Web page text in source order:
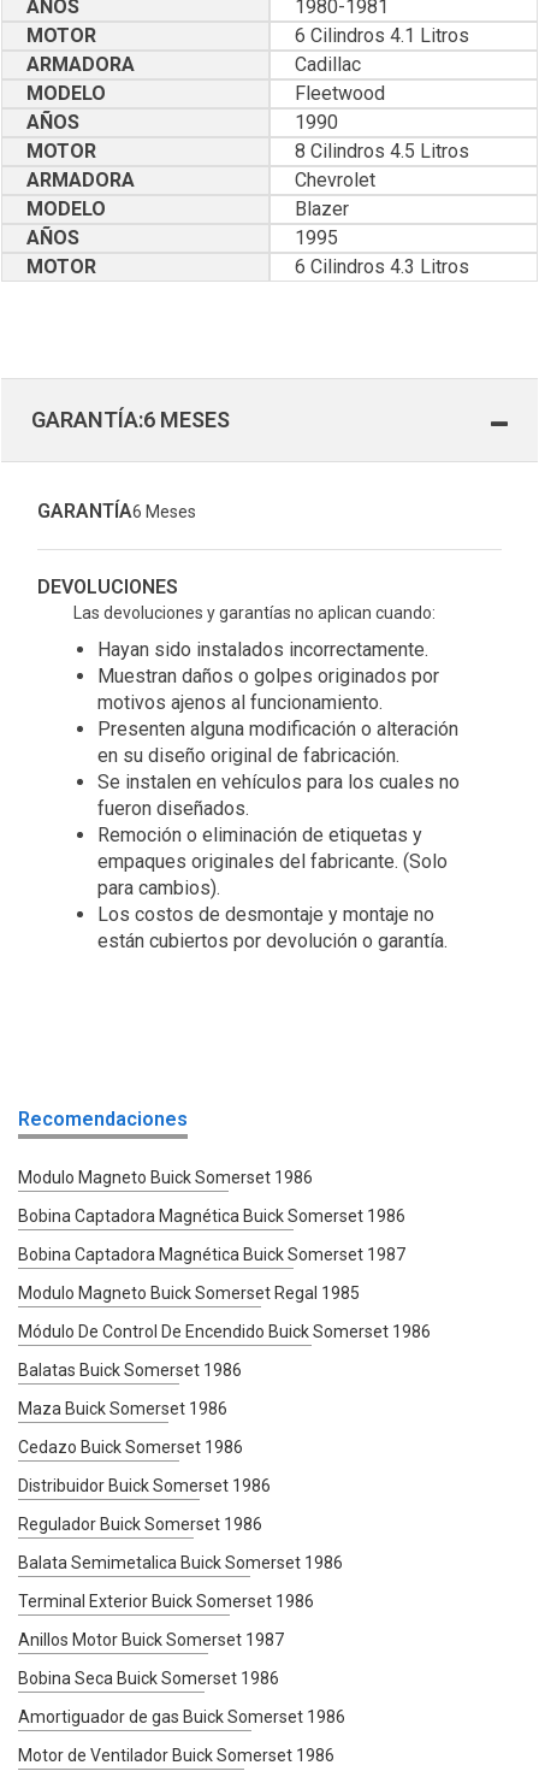
AÑOS
1980-1981
MOTOR
6 Cilindros 4.1 Litros
ARMADORA
Cadillac
MODELO
Fleetwood
AÑOS
1990
MOTOR
8 Cilindros 4.5 Litros
ARMADORA
Chevrolet
MODELO
Blazer
AÑOS
1995
MOTOR
6 Cilindros 4.3 Litros
GARANTÍA:6 MESES
GARANTÍA6 Meses
DEVOLUCIONES
Las devoluciones y garantías no aplican cuando:
Hayan sido instalados incorrectamente.
Muestran daños o golpes originados por
motivos ajenos al funcionamiento.
Presenten alguna modificación o alteración
en su diseño original de fabricación.
Se instalen en vehículos para los cuales no
fueron diseñados.
Remoción o eliminación de etiquetas y
empaques originales del fabricante. (Solo
para cambios).
Los costos de desmontaje y montaje no
están cubiertos por devolución o garantía.
Recomendaciones
Modulo Magneto Buick Somerset 1986
Bobina Captadora Magnética Buick Somerset 1986
Bobina Captadora Magnética Buick Somerset 1987
Modulo Magneto Buick Somerset Regal 1985
Módulo De Control De Encendido Buick Somerset 1986
Balatas Buick Somerset 1986
Maza Buick Somerset 1986
Cedazo Buick Somerset 1986
Distribuidor Buick Somerset 1986
Regulador Buick Somerset 1986
Balata Semimetalica Buick Somerset 1986
Terminal Exterior Buick Somerset 1986
Anillos Motor Buick Somerset 1987
Bobina Seca Buick Somerset 1986
Amortiguador de gas Buick Somerset 1986
Motor de Ventilador Buick Somerset 1986